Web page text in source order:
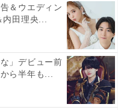
＆ウエディン
内田理央...
」デビュー前
ら半年も...